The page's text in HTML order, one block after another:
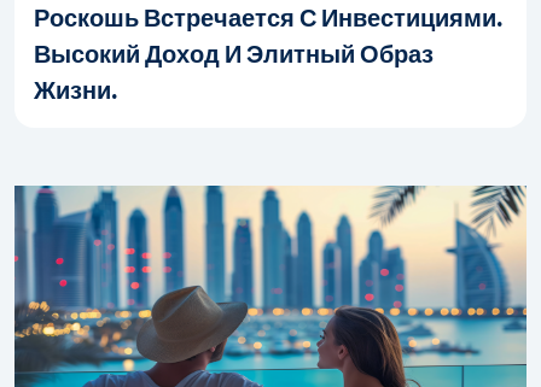
Роскошь Встречается С Инвестициями.
Высокий Доход И Элитный Образ
Жизни.